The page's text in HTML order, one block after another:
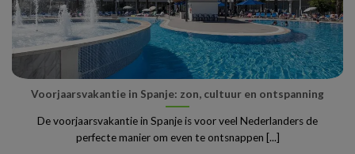
Voorjaarsvakantie in Spanje: zon, cultuur en ontspanning
De voorjaarsvakantie in Spanje is voor veel Nederlanders de
perfecte manier om even te ontsnappen [...]